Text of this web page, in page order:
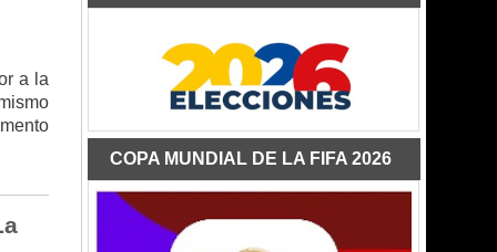
a la
COPA MUNDIAL DE LA FIFA 2026